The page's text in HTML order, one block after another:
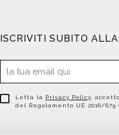
ISCRIVITI SUBITO
Letta la Privacy Policy ,
del Regolamento UE 2016/679